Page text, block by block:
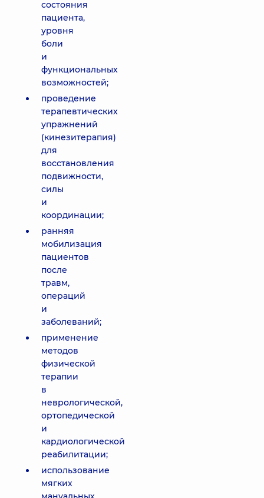
состояния
пациента,
уровня
боли
и
функциональных
возможностей;
проведение
терапевтических
упражнений
(кинезитерапия)
для
восстановления
подвижности,
силы
и
координации;
ранняя
мобилизация
пациентов
после
травм,
операций
и
заболеваний;
применение
методов
физической
терапии
в
неврологической,
ортопедической
и
кардиологической
реабилитации;
использование
мягких